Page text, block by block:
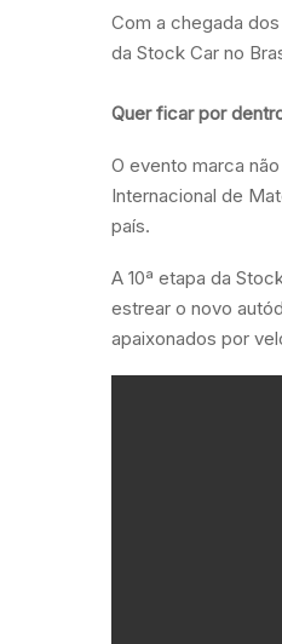
Com a chegada
da Stock Car no
Quer ficar por
O evento marca
Internacional de
país.
A 10ª etapa da
estrear o novo
apaixonados por